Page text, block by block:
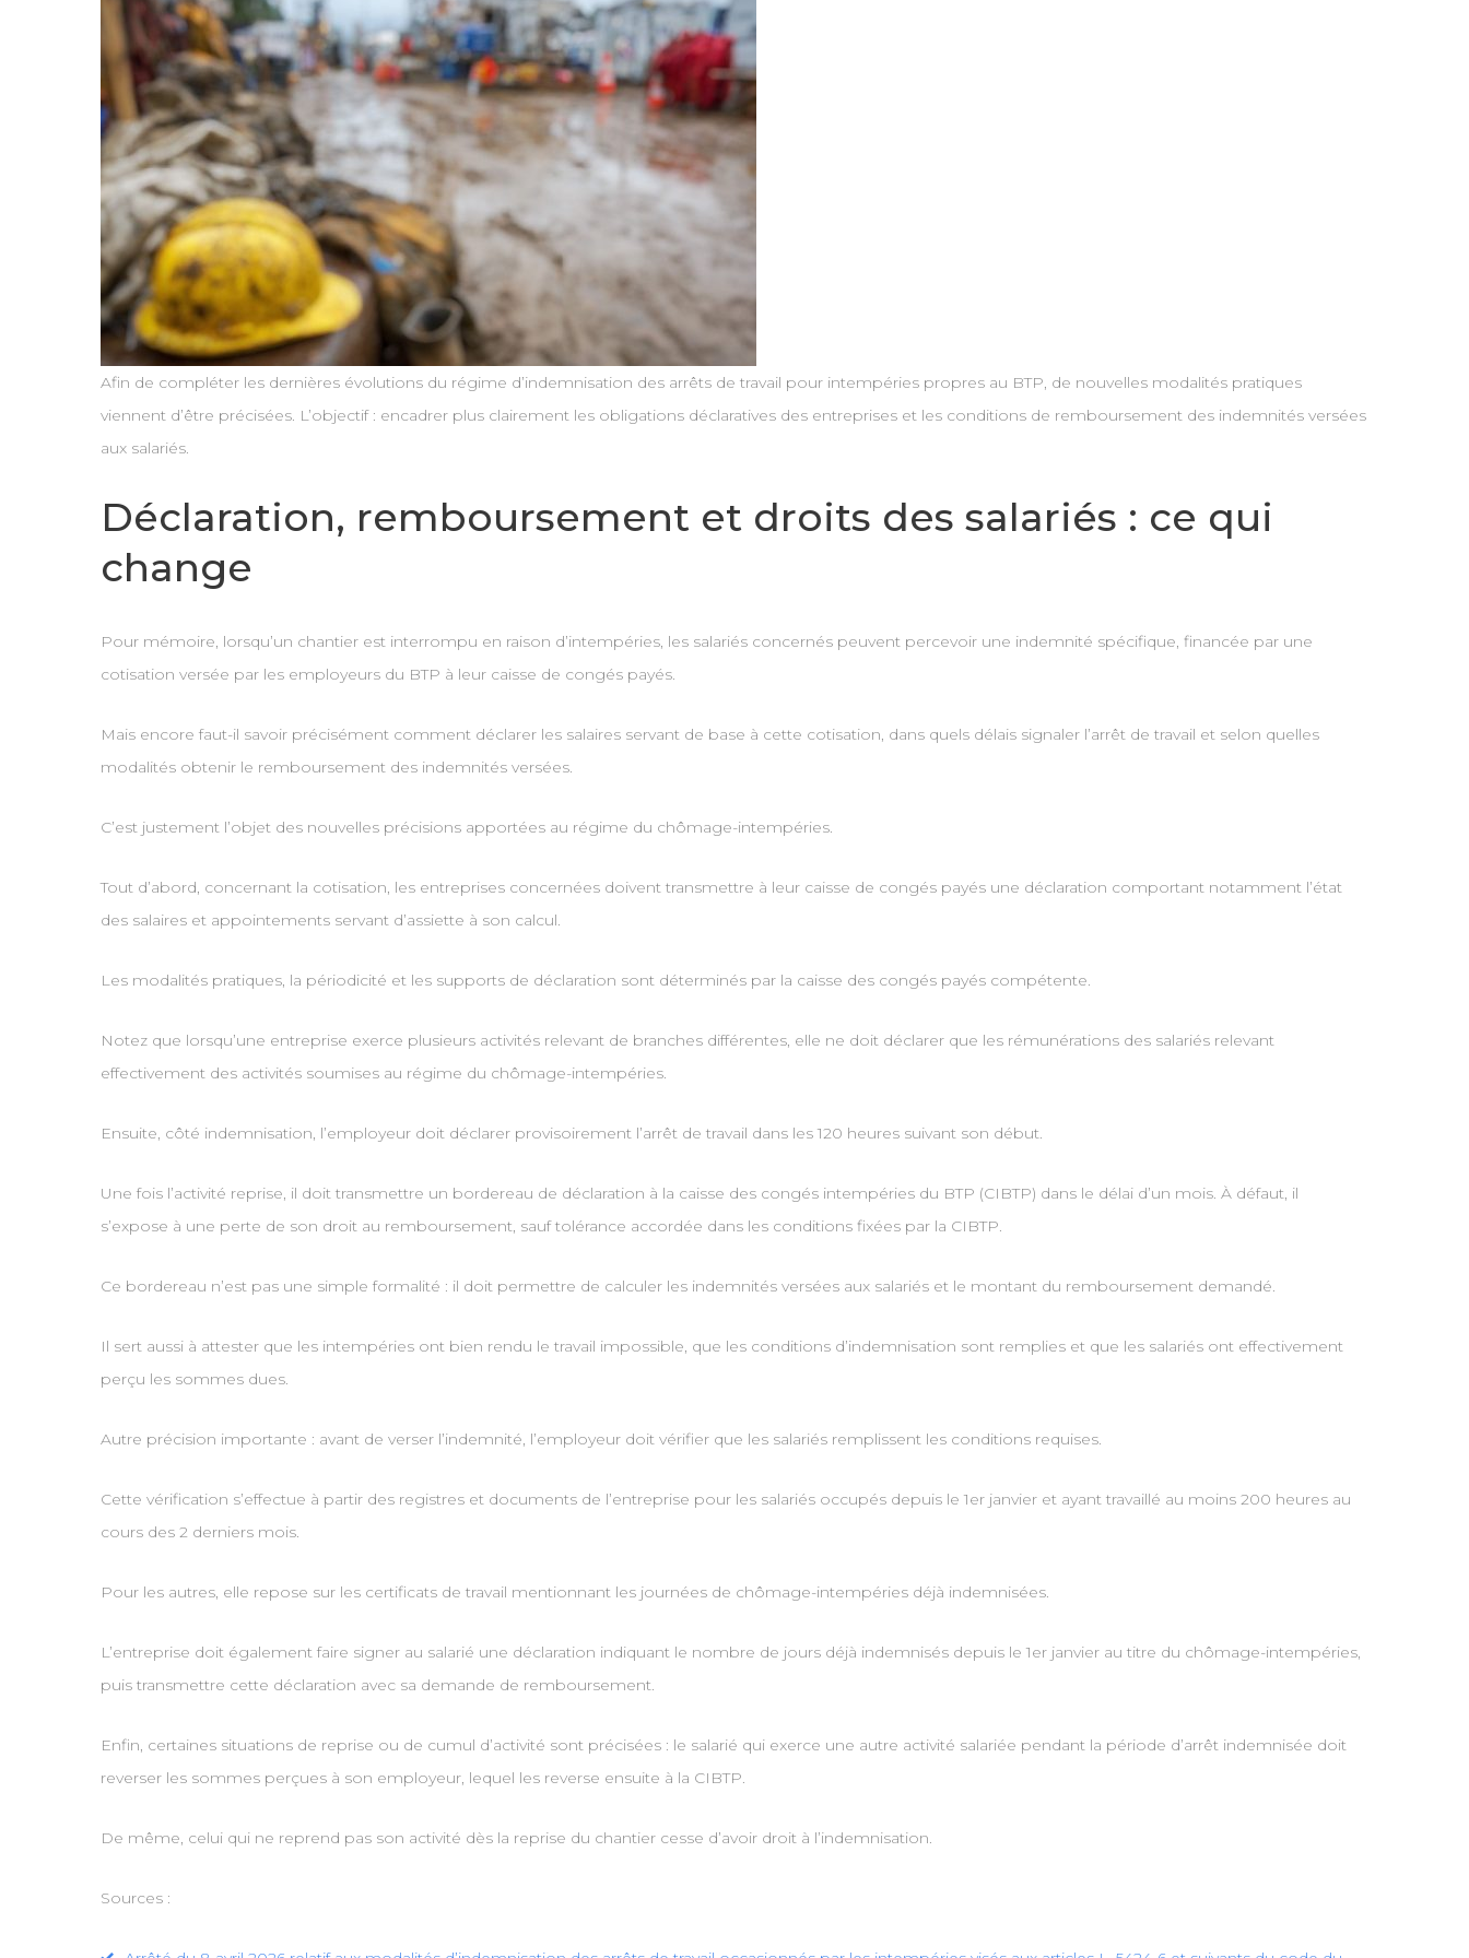
Afin de compléter les dernières évolutions du régime d’indemnisation des arrêts de travail pour intempéries propres au BTP, de nouvelles modalités pratiques
viennent d’être précisées. L’objectif : encadrer plus clairement les obligations déclaratives des entreprises et les conditions de remboursement des indemnités versées
aux salariés.
Déclaration, remboursement et droits des salariés : ce qui
change
Pour mémoire, lorsqu’un chantier est interrompu en raison d’intempéries, les salariés concernés peuvent percevoir une indemnité spécifique, financée par une
cotisation versée par les employeurs du BTP à leur caisse de congés payés.
Mais encore faut-il savoir précisément comment déclarer les salaires servant de base à cette cotisation, dans quels délais signaler l’arrêt de travail et selon quelles
modalités obtenir le remboursement des indemnités versées.
C’est justement l’objet des nouvelles précisions apportées au régime du chômage-intempéries.
Tout d’abord, concernant la cotisation, les entreprises concernées doivent transmettre à leur caisse de congés payés une déclaration comportant notamment l’état
des salaires et appointements servant d’assiette à son calcul.
Les modalités pratiques, la périodicité et les supports de déclaration sont déterminés par la caisse des congés payés compétente.
Notez que lorsqu’une entreprise exerce plusieurs activités relevant de branches différentes, elle ne doit déclarer que les rémunérations des salariés relevant
effectivement des activités soumises au régime du chômage-intempéries.
Ensuite, côté indemnisation, l’employeur doit déclarer provisoirement l’arrêt de travail dans les 120 heures suivant son début.
Une fois l’activité reprise, il doit transmettre un bordereau de déclaration à la caisse des congés intempéries du BTP (CIBTP) dans le délai d’un mois. À défaut, il
s’expose à une perte de son droit au remboursement, sauf tolérance accordée dans les conditions fixées par la CIBTP.
Ce bordereau n’est pas une simple formalité : il doit permettre de calculer les indemnités versées aux salariés et le montant du remboursement demandé.
Il sert aussi à attester que les intempéries ont bien rendu le travail impossible, que les conditions d’indemnisation sont remplies et que les salariés ont effectivement
perçu les sommes dues.
Autre précision importante : avant de verser l’indemnité, l’employeur doit vérifier que les salariés remplissent les conditions requises.
Cette vérification s’effectue à partir des registres et documents de l’entreprise pour les salariés occupés depuis le 1er janvier et ayant travaillé au moins 200 heures au
cours des 2 derniers mois.
Pour les autres, elle repose sur les certificats de travail mentionnant les journées de chômage-intempéries déjà indemnisées.
L’entreprise doit également faire signer au salarié une déclaration indiquant le nombre de jours déjà indemnisés depuis le 1er janvier au titre du chômage-intempéries,
puis transmettre cette déclaration avec sa demande de remboursement.
Enfin, certaines situations de reprise ou de cumul d’activité sont précisées : le salarié qui exerce une autre activité salariée pendant la période d’arrêt indemnisée doit
reverser les sommes perçues à son employeur, lequel les reverse ensuite à la CIBTP.
De même, celui qui ne reprend pas son activité dès la reprise du chantier cesse d’avoir droit à l’indemnisation.
Sources :